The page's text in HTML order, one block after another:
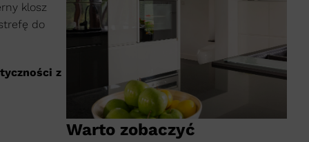
klosz
do
z
Warto zobaczyć